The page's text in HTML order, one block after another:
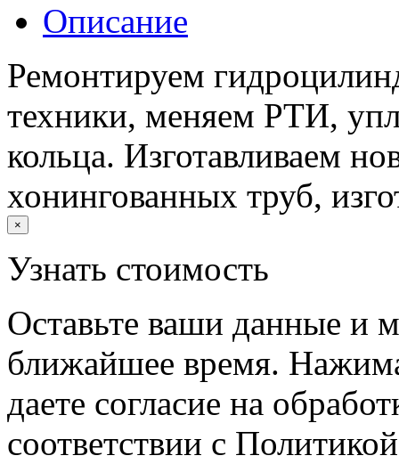
Описание
Ремонтируем
техники, меняем РТИ,
кольца. Изготавливаем
хонингованных труб,
×
Узнать стоимость
Оставьте ваши данные и
ближайшее время.
даете согласие на
соответствии с